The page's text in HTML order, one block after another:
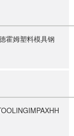
霍姆塑料模具钢